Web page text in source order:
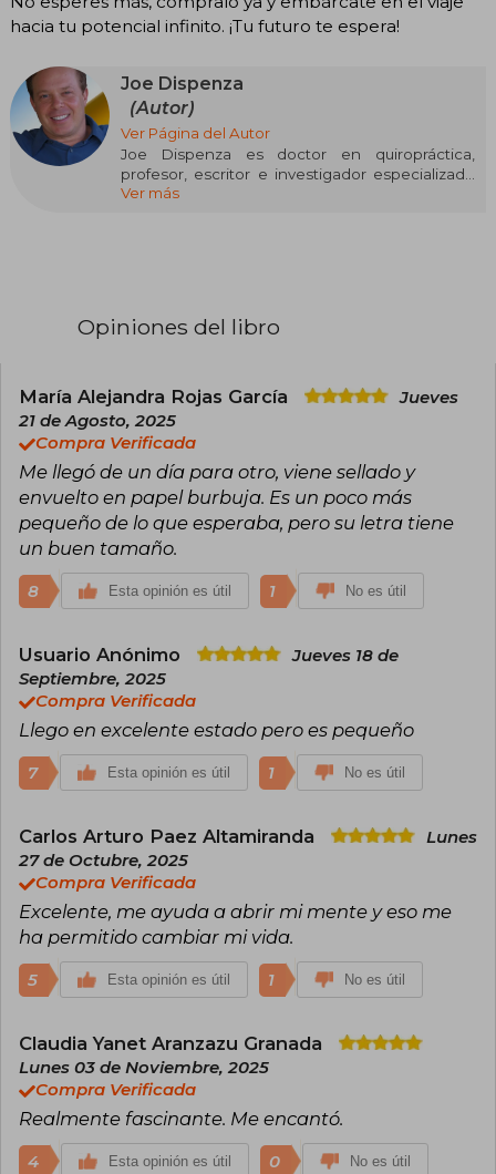
hacia tu potencial infinito. ¡Tu futuro te espera!
Joe Dispenza
(Autor)
Ver Página del Autor
Joe Dispenza es doctor en quiropráctica,
profesor, escritor e investigador especializado
en neurología, neurociencia, bioquímica y
Hoy viaja por todo el mundo enseñando a la
vida más sana y feliz. Joe Dispenza, que se dio a
conocer a raíz de su aparición en el premiado
documental “¿Y tú qué sabes?”, es autor de los
superventas “Deja de ser tú” y “El placebo eres
tú”.
Ver más
Opiniones del libro
María Alejandra Rojas García
Jueves
21 de Agosto, 2025
Compra Verificada
Me llegó de un día para otro, viene sellado y
envuelto en papel burbuja. Es un poco más
pequeño de lo que esperaba, pero su letra tiene
un buen tamaño.
8 Esta opinión es útil 1 No es útil
Usuario Anónimo
Jueves 18 de
Septiembre, 2025
Compra Verificada
Llego en excelente estado pero es pequeño
7 Esta opinión es útil 1 No es útil
Carlos Arturo Paez Altamiranda
Lunes
27 de Octubre, 2025
Compra Verificada
Excelente, me ayuda a abrir mi mente y eso me
ha permitido cambiar mi vida.
5 Esta opinión es útil 1 No es útil
Claudia Yanet Aranzazu Granada
Lunes 03 de Noviembre, 2025
Compra Verificada
Realmente fascinante. Me encantó.
4 Esta opinión es útil 0 No es útil